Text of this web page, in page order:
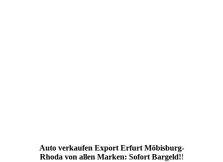
Auto verkaufen Export Erfurt Möbisburg-
Rhoda von allen Marken: Sofort Bargeld!!